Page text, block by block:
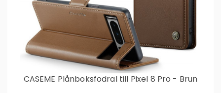
CASEME Plånboksfodral till Pixel 8 Pro - Brun